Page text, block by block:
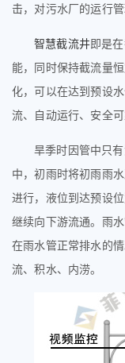
击，对污水厂的运行管
智慧截流井即是
能，同时保持截流量
化，可以在达到预设
流、
自动运行、安全
旱季时因管中只
中，初雨时将初雨雨
进行，液位到达预设
继续向下游流通。雨
在雨水管正常排水的
流、积水、内涝。